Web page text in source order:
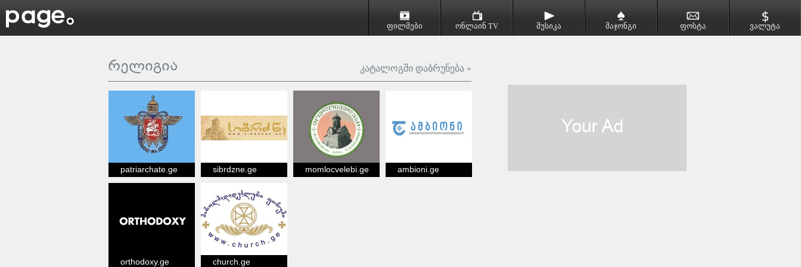
ფილმები ონლაინ TV მუსიკა მაჯონგი ფოსტა ვალუტა
რელიგია კატალოგში დაბრუნება »
patriarchate.ge sibrdzne.ge momlocvelebi.ge ambioni.ge
orthodoxy.ge church.ge